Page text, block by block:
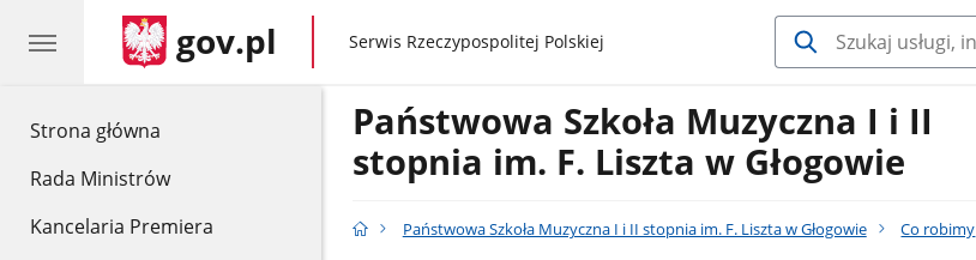
Strona główna
Rada Ministrów
Kancelaria Premiera
gov.pl gov.pl
Serwis Rzeczypospolitej Polskiej
Państwowa Szkoła Muzyczna I i II
stopnia im. F. Liszta w Głogowie
Państwowa Szkoła Muzyczna I i II stopnia im. F. Liszta w Głogowie Co robimy